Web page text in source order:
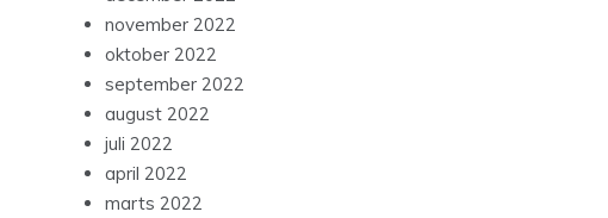
november 2022
oktober 2022
september 2022
august 2022
juli 2022
april 2022
marts 2022